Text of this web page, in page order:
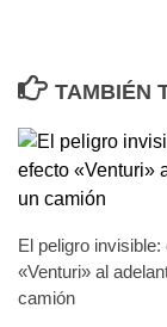
TAMBIÉN
El peligro invisible:
«Venturi» al
camión